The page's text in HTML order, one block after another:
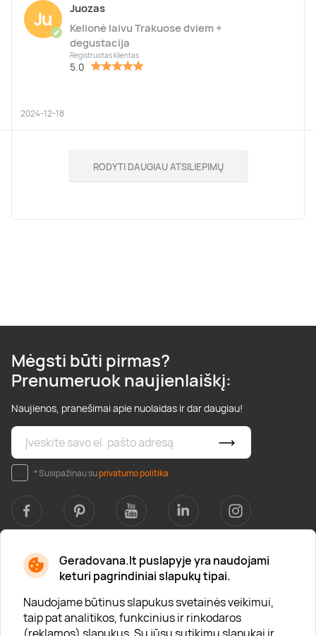
Geradovana.lt puslapyje yra naudojami
keturi pagrindiniai slapukų tipai.
Naudojame būtinus slapukus svetainės veikimui,
taip pat analitikos, funkcinius ir rinkodaros
Ju
✔
Juozas
Kelionė laivu Trakuose dviem +
degustacija
Registruotas klientas
5.0
2024-12-18
RODYTI DAUGIAU ATSILIEPIMŲ
Mėgsti būti pirmas?
Prenumeruok naujienlaiškį:
Naujienos, pranešimai apie nuolaidas ir dar daugiau!
* Susipažinau suprivatumo politika
Apie mus
Apie „Gera Dovana“
Lojalumo klubas